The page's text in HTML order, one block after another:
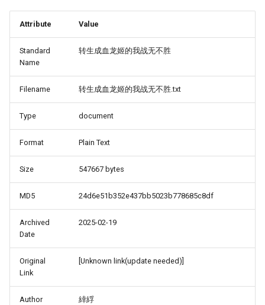
Attribute Value
Standard
Name
转生成血龙姬的我战无不胜
Filename 转生成血龙姬的我战无不胜.txt
Type document
Format Plain Text
Size 547667 bytes
MD5 24d6e51b352e437bb5023b778685c8df
Archived
Date
2025-02-19
Original
Link
[Unknown link(update needed)]
Author 緈綒